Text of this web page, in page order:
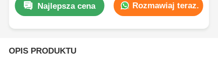
Najlepsza cena Rozmawiaj teraz.
OPIS PRODUKTU